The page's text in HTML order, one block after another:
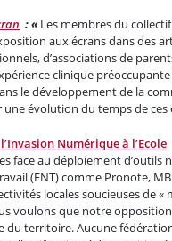
: « Les membres du
aux écrans dans des
d’associations de
clinique
le développement de la
évolution du temps de ces
Numérique à l’Ecole
face au déploiement d’outils
(ENT) comme Pronote,
locales soucieuses de «
voulons que notre
du territoire. Aucune